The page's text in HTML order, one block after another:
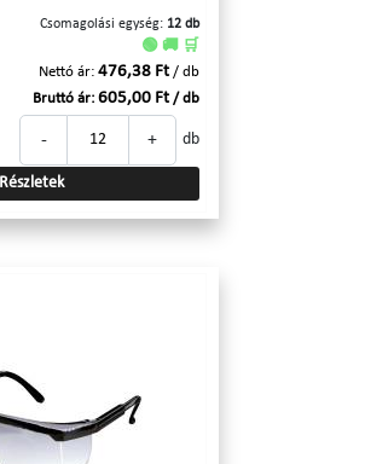
Csomagolási egység: 12 db
🟢 🚚 🛒
Nettó ár: 476,38 Ft / db
Bruttó ár: 605,00 Ft / db
- + db
Részletek